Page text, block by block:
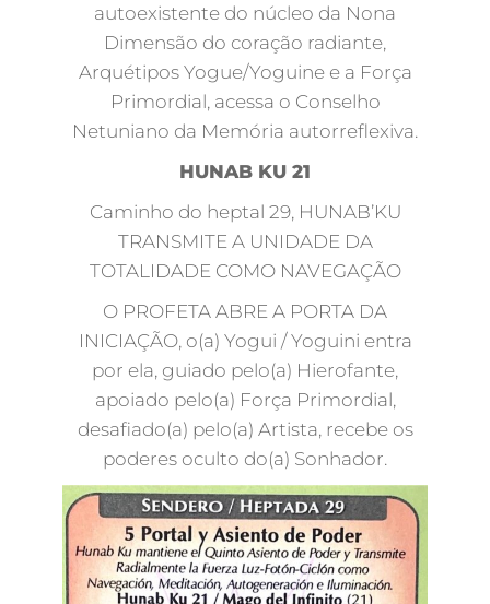
autoexistente do núcleo da Nona
Dimensão do coração radiante,
Arquétipos Yogue/Yoguine e a Força
Primordial, acessa o Conselho
Netuniano da Memória autorreflexiva.
HUNAB KU 21
Caminho do heptal 29, HUNAB’KU
TRANSMITE A UNIDADE DA
TOTALIDADE COMO NAVEGAÇÃO
O PROFETA ABRE A PORTA DA
INICIAÇÃO, o(a) Yogui / Yoguini entra
por ela, guiado pelo(a) Hierofante,
apoiado pelo(a) Força Primordial,
desafiado(a) pelo(a) Artista, recebe os
poderes oculto do(a) Sonhador.